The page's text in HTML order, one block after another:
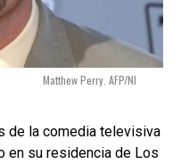
Matthew Perry. AFP/NI
de la comedia televisiva
en su residencia de Los